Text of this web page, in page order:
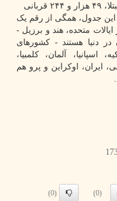
اکنون ۱۸ کشور اول این جدول، همگی از رقم یک
ایالات متحده، هند و برزیل -
در دنیا هستند - کشورهای
اسپانیا، آلمان، کلمبیا،
ایران، اوکراین و پرو هم
(0)
(0)